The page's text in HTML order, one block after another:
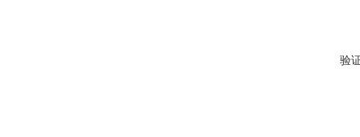
验